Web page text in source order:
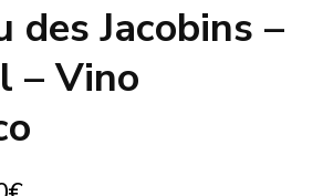
des Jacobins –
– Vino